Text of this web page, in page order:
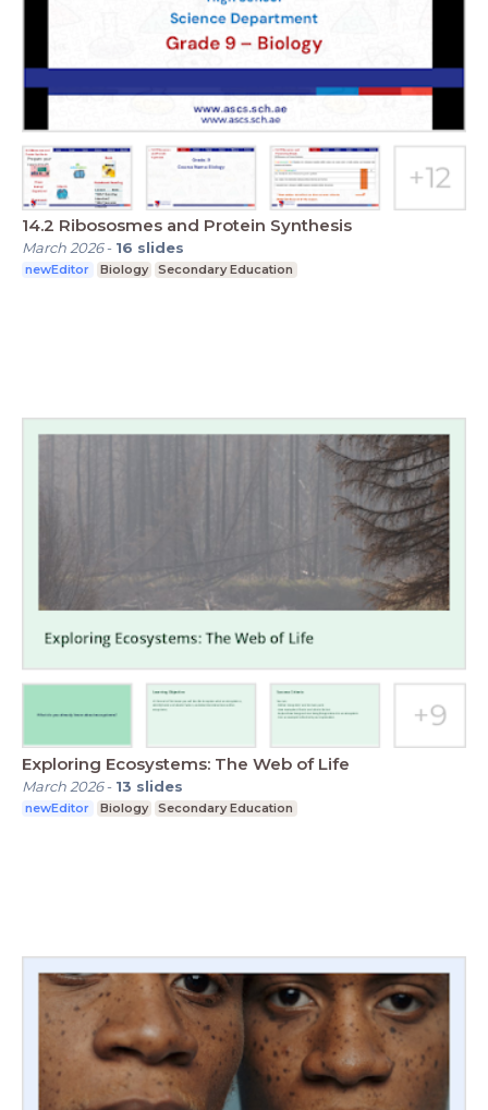
14.2 Ribososmes and Protein Synthesis
March 2026- 16 slides
newEditor Biology Secondary Education
Exploring Ecosystems: The Web of Life
March 2026- 13 slides
newEditor Biology Secondary Education